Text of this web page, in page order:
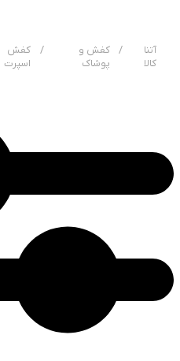
آتنا
کالا
/
کفش و
پوشاک
/
کفش
اسپرت